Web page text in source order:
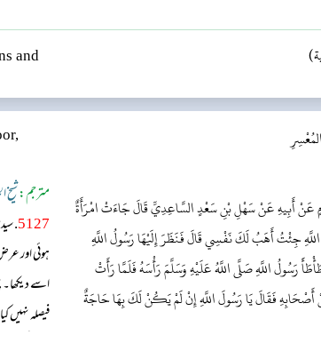
رسول!
and
عَنْ أَبِيهِ عَنْ سَهْلِ بْنِ سَعْدٍ السَّاعِدِيِّ قَالَ جَاءَتْ امْرَأَةٌ
جِئْتُ أَهَبُ لَكَ نَفْسِي قَالَ فَنَظَرَ إِلَيْهَا رَسُولُ اللَّهِ
رَسُولُ اللَّهِ صَلَّى اللَّهُ عَلَيْهِ وَسَلَّمَ رَأْسَهُ فَلَمَّا رَأَتْ
فَقَالَ يَا رَسُولَ اللَّهِ إِنْ لَمْ يَكُنْ لَكَ بِهَا حَاجَةٌ
مترجم:شیخ
5127
.
ہوئی اور
اسے
فیصلہ